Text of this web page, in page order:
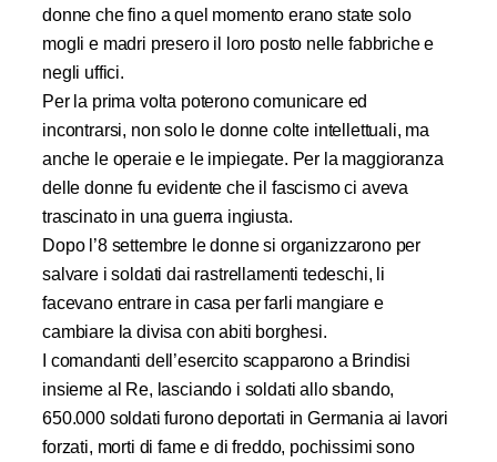
donne che fino a quel momento erano state solo
mogli e madri presero il loro posto nelle fabbriche e
negli uffici.
Per la prima volta poterono comunicare ed
incontrarsi, non solo le donne colte intellettuali, ma
anche le operaie e le impiegate. Per la maggioranza
delle donne fu evidente che il fascismo ci aveva
trascinato in una guerra ingiusta.
Dopo l’8 settembre le donne si organizzarono per
salvare i soldati dai rastrellamenti tedeschi, li
facevano entrare in casa per farli mangiare e
cambiare la divisa con abiti borghesi.
I comandanti dell’esercito scapparono a Brindisi
insieme al Re, lasciando i soldati allo sbando,
650.000 soldati furono deportati in Germania ai lavori
forzati, morti di fame e di freddo, pochissimi sono